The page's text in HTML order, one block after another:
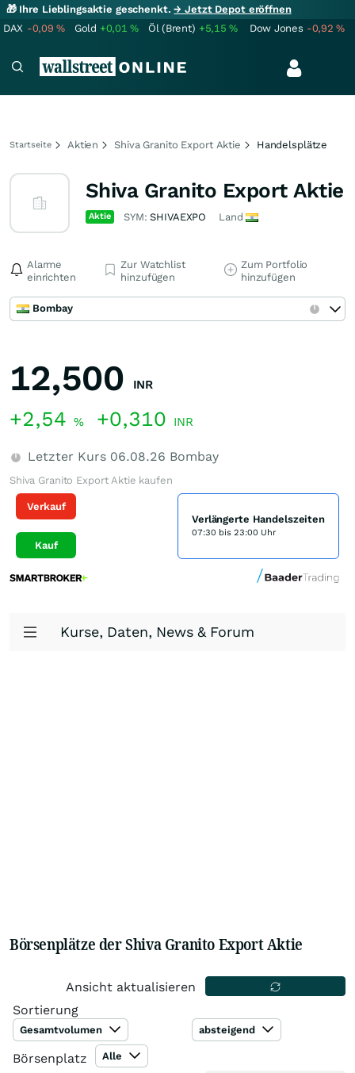
🎁 Ihre Lieblingsaktie geschenkt.→ Jetzt Depot eröffnen
DAX -0,09% Gold +0,01% Öl (Brent) +5,15% Dow Jones -0,92%
Startseite Aktien Shiva Granito Export Aktie Handelsplätze
Shiva Granito Export Aktie
Aktie SYM:SHIVAEXPO Land
Alarme
einrichten
Zur Watchlist
hinzufügen
Zum Portfolio
hinzufügen
Bombay
12,500 INR
+2,54 % +0,310 INR
Letzter Kurs 06.08.26 Bombay
Shiva Granito Export Aktie kaufen
Verkauf
Kauf
Verlängerte Handelszeiten
07:30 bis 23:00 Uhr
Kurse, Daten, News & Forum
Börsenplätze der Shiva Granito Export Aktie
Ansicht aktualisieren
Sortierung
Gesamtvolumen absteigend
Börsenplatz Alle